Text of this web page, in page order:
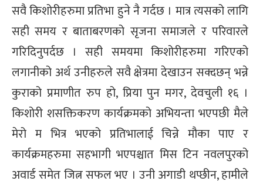
सवै किशोरीहरुमा प्रतिभा हुने नै गर्दछ । मात्र त्यसको लागि
सही समय र बाताबरणको सृजना समाजले र परिवारले
गरिदिनुपर्दछ । सही समयमा किशोरीहरुमा गरिएको
लगानीको अर्थ उनीहरुले सवै क्षेत्रमा देखाउन सक्दछन् भन्ने
कुराको प्रमाणीत रुप हो, प्रिया पुन मगर, देवचुली १६ ।
किशोरी शसक्तिकरण कार्यक्रमको अभियन्ता भएपछी मैले
मेरो म भित्र भएको प्रतिभालाई चिन्ने मौका पाए र
कार्यक्रमहरुमा सहभागी भएपश्चात मिस टिन नवलपुरको
अवार्ड समेत जित्न सफल भए । उनी अगाडी थप्छीन, हामीले